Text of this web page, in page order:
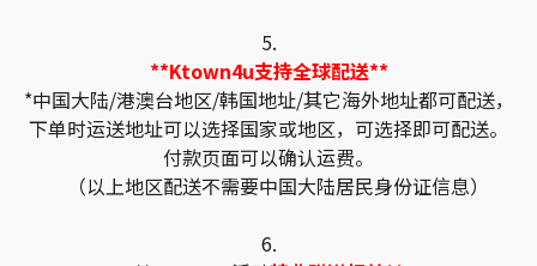
5.
**Ktown4u支持全球配送**
*中国大陆/港澳台地区/韩国地址/其它海外地址都可配送，
下单时运送地址可以选择国家或地区，可选择即可配送。
付款页面可以确认运费。
（以上地区配送不需要中国大陆居民身份证信息）
6.